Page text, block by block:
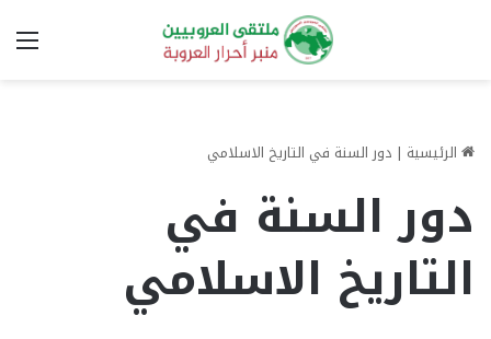
الرئيسية | دور السنة في التاريخ الاسلامي
دور السنة في
التاريخ الاسلامي